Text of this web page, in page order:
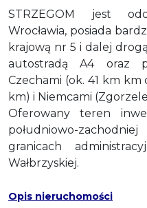
STRZEGOM jest
Wrocławia, posiada
krajową nr 5 i dalej
autostradą A4 oraz
Czechami (ok. 41 km
km) i Niemcami
Oferowany teren
południowo-
granicach
Wałbrzyskiej.
Opis nieruchomości